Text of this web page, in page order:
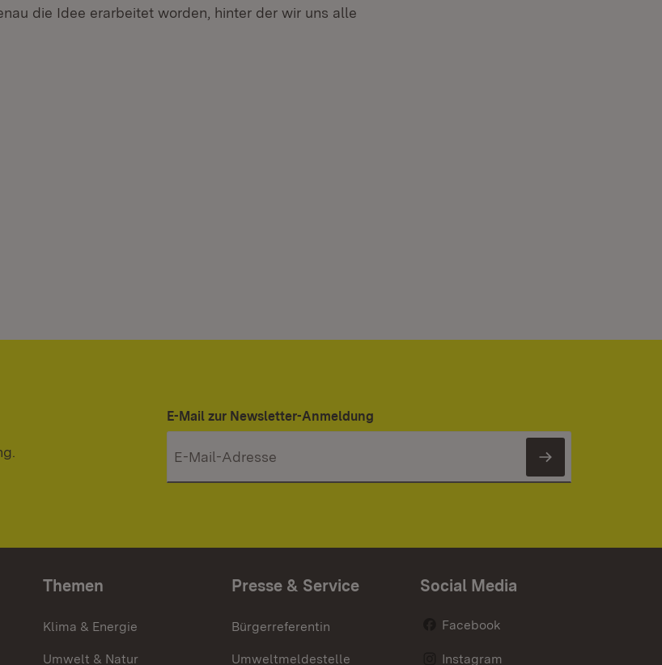
die Idee erarbeitet worden, hinter der wir uns alle
E-Mail zur Newsletter-Anmeldung
Newsletter
Themen
Klima & Energie
Umwelt & Natur
Presse & Service
Bürgerreferentin
Umweltmeldestelle
Social Media
Facebook
Instagram